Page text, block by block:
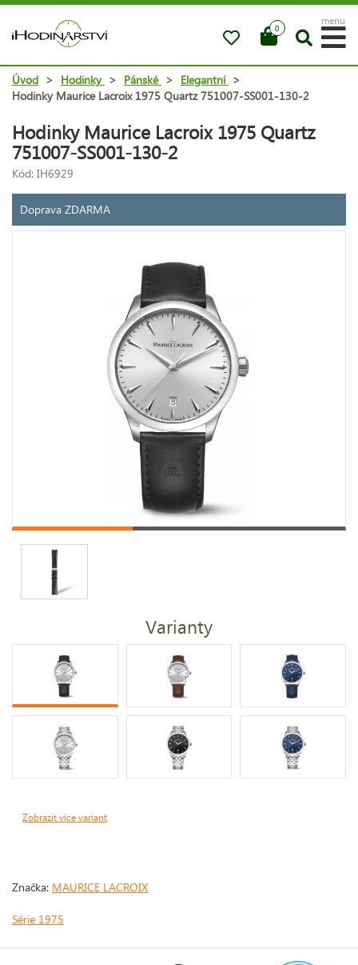
0
menu
Úvod > Hodinky > Pánské > Elegantní >
Hodinky Maurice Lacroix 1975 Quartz 751007-SS001-130-2
Hodinky Maurice Lacroix 1975 Quartz
751007-SS001-130-2
Kód: IH6929
Doprava ZDARMA
Varianty
Zobrazit více variant
Značka: MAURICE LACROIX
Série 1975